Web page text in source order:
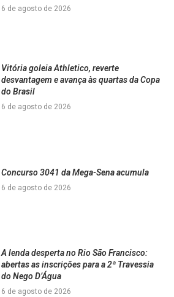
6 de agosto de 2026
Vitória goleia Athletico, reverte
desvantagem e avança às quartas da Copa
do Brasil
6 de agosto de 2026
Concurso 3041 da Mega-Sena acumula
6 de agosto de 2026
A lenda desperta no Rio São Francisco:
abertas as inscrições para a 2ª Travessia
do Nego D’Água
6 de agosto de 2026